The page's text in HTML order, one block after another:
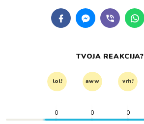
TVOJA REAKCIJA?
lol! aww vrh!
0 0 0